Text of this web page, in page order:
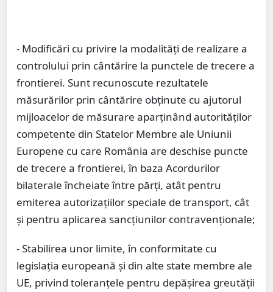
- Modificări cu privire la modalități de realizare a
controlului prin cântărire la punctele de trecere a
frontierei. Sunt recunoscute rezultatele
măsurărilor prin cântărire obţinute cu ajutorul
mijloacelor de măsurare aparținând autorităților
competente din Statelor Membre ale Uniunii
Europene cu care România are deschise puncte
de trecere a frontierei, în baza Acordurilor
bilaterale încheiate între părți, atât pentru
emiterea autorizațiilor speciale de transport, cât
și pentru aplicarea sancțiunilor contravenționale;
- Stabilirea unor limite, în conformitate cu
legislația europeană și din alte state membre ale
UE, privind toleranțele pentru depășirea greutății